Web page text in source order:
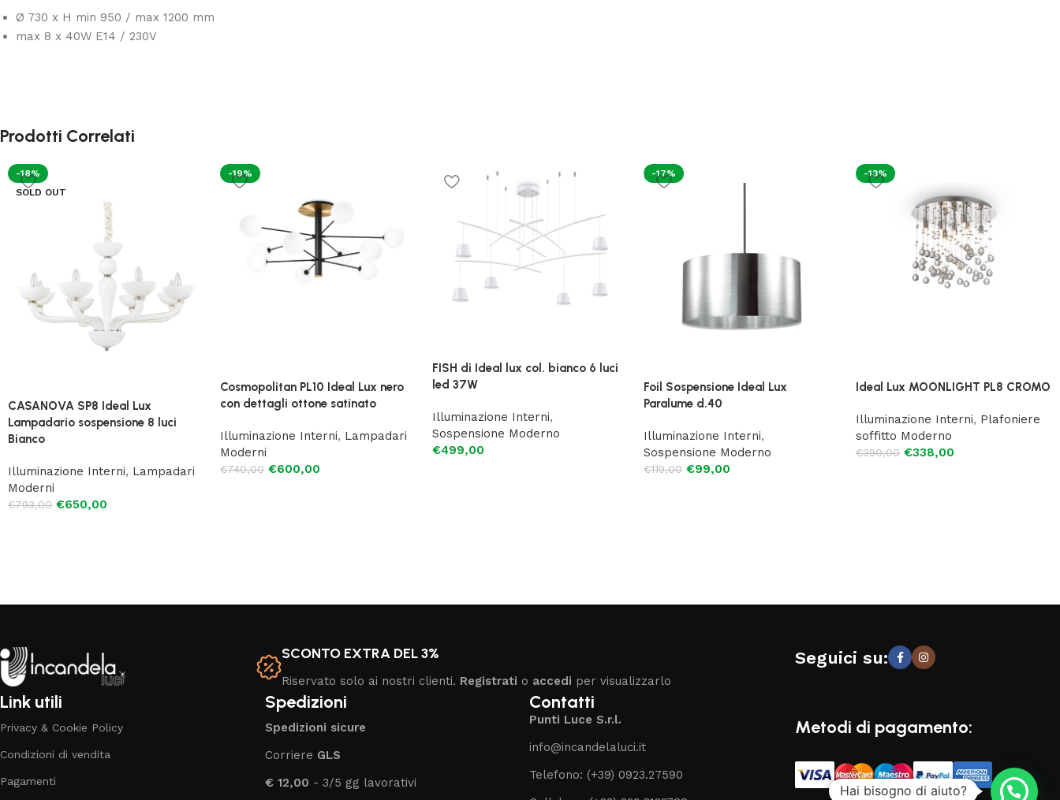
Ø 730 x H min 950 / max 1200 mm
max 8 x 40W E14 / 230V
Prodotti Correlati
-18%
SOLD OUT
CASANOVA SP8 Ideal Lux
Lampadario sospensione 8 luci
Bianco
Illuminazione Interni, Lampadari
Moderni
€793,00 €650,00
-19%
Cosmopolitan PL10 Ideal Lux nero
con dettagli ottone satinato
Illuminazione Interni, Lampadari
Moderni
€740,00 €600,00
FISH di Ideal lux col. bianco 6 luci
led 37W
Illuminazione Interni,
Sospensione Moderno
€499,00
-17%
Foil Sospensione Ideal Lux
Paralume d.40
Illuminazione Interni,
Sospensione Moderno
€119,00 €99,00
-13%
Ideal Lux MOONLIGHT PL8 CROMO
Illuminazione Interni, Plafoniere
soffitto Moderno
€390,00 €338,00
SCONTO EXTRA DEL 3%
Riservato solo ai nostri clienti. Registrati o accedi per visualizzarlo
Link utili
Privacy & Cookie Policy
Condizioni di vendita
Pagamenti
Spedizioni
Spedizioni sicure
Corriere GLS
€ 12,00 - 3/5 gg lavorativi
Contatti
Punti Luce S.r.l.
info@incandelaluci.it
Telefono: (+39) 0923.27590
Seguici su:
Metodi di pagamento:
Hai bisogno di aiuto?